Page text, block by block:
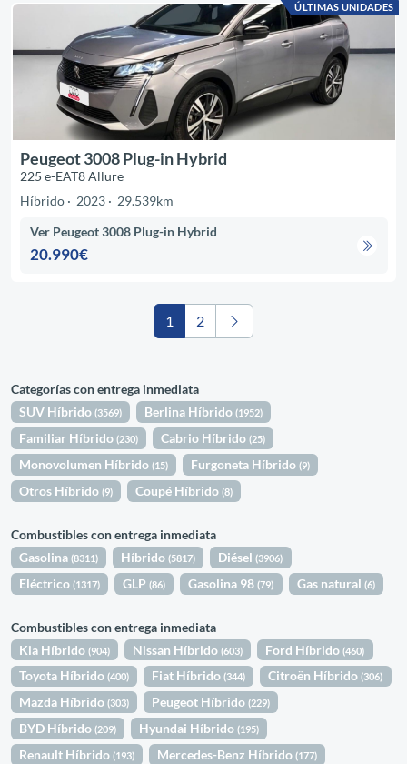
ÚLTIMAS UNIDADES
Peugeot 3008 Plug-in Hybrid
225 e-EAT8 Allure
Híbrido
2023 29.539km
Ver Peugeot 3008 Plug-in Hybrid
20.990€
1 2
Categorías con entrega inmediata
SUV Híbrido(3569) Berlina Híbrido(1952)
Familiar Híbrido(230) Cabrio Híbrido(25)
Monovolumen Híbrido(15) Furgoneta Híbrido(9)
Otros Híbrido(9) Coupé Híbrido(8)
Combustibles con entrega inmediata
Gasolina(8311) Híbrido(5817) Diésel(3906)
Eléctrico(1317) GLP(86) Gasolina 98(79) Gas natural (6)
Combustibles con entrega inmediata
Kia Híbrido(904) Nissan Híbrido(603) Ford Híbrido(460)
Toyota Híbrido(400) Fiat Híbrido(344) Citroën Híbrido(306)
Mazda Híbrido(303) Peugeot Híbrido(229)
BYD Híbrido(209) Hyundai Híbrido(195)
Renault Híbrido(193) Mercedes-Benz Híbrido(177)